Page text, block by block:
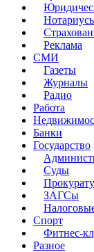
Реклама
СМИ
Газеты
Журналы
Радио
Работа
Банки
Государство
Суды
ЗАГСы
Спорт
Фитнес-
Разное